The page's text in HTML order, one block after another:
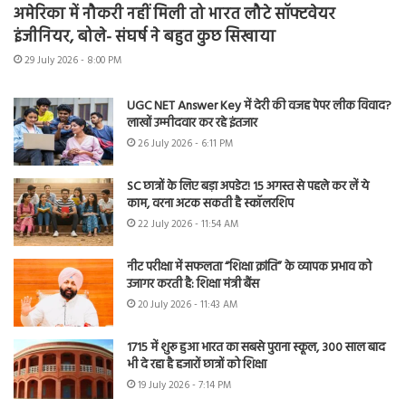
अमेरिका में नौकरी नहीं मिली तो भारत लौटे सॉफ्टवेयर
इंजीनियर, बोले- संघर्ष ने बहुत कुछ सिखाया
29 July 2026 - 8:00 PM
UGC NET Answer Key में देरी की वजह पेपर लीक विवाद?
लाखों उम्मीदवार कर रहे इंतजार
26 July 2026 - 6:11 PM
SC छात्रों के लिए बड़ा अपडेट! 15 अगस्त से पहले कर लें ये
काम, वरना अटक सकती है स्कॉलरशिप
22 July 2026 - 11:54 AM
नीट परीक्षा में सफलता “शिक्षा क्रांति” के व्यापक प्रभाव को
उजागर करती है: शिक्षा मंत्री बैंस
20 July 2026 - 11:43 AM
1715 में शुरू हुआ भारत का सबसे पुराना स्कूल, 300 साल बाद
भी दे रहा है हजारों छात्रों को शिक्षा
19 July 2026 - 7:14 PM